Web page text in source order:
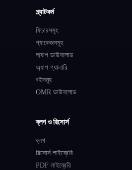
প্ল্যাটফর্ম
ফিচারসমূহ
প্যাকেজসমূহ
অ্যাপ ডাউনলোড
অ্যাপ গ্যালারি
বইসমূহ
OMR ডাউনলোড
ব্লগ ও রিসোর্স
ব্লগ
রিসোর্স লাইব্রেরি
PDF লাইব্রেরি